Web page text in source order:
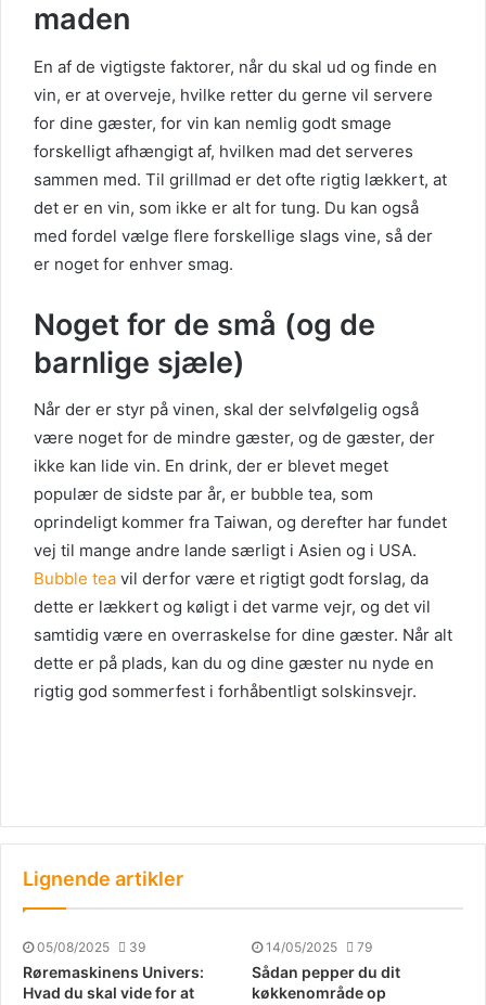
maden
En af de vigtigste faktorer, når du skal ud og finde en
vin, er at overveje, hvilke retter du gerne vil servere
for dine gæster, for vin kan nemlig godt smage
forskelligt afhængigt af, hvilken mad det serveres
sammen med. Til grillmad er det ofte rigtig lækkert, at
det er en vin, som ikke er alt for tung. Du kan også
med fordel vælge flere forskellige slags vine, så der
er noget for enhver smag.
Noget for de små (og de
barnlige sjæle)
Når der er styr på vinen, skal der selvfølgelig også
være noget for de mindre gæster, og de gæster, der
ikke kan lide vin. En drink, der er blevet meget
populær de sidste par år, er bubble tea, som
oprindeligt kommer fra Taiwan, og derefter har fundet
vej til mange andre lande særligt i Asien og i USA.
Bubble tea vil derfor være et rigtigt godt forslag, da
dette er lækkert og køligt i det varme vejr, og det vil
samtidig være en overraskelse for dine gæster. Når alt
dette er på plads, kan du og dine gæster nu nyde en
rigtig god sommerfest i forhåbentligt solskinsvejr.
Lignende artikler
05/08/2025 39
Røremaskinens Univers:
Hvad du skal vide for at
14/05/2025 79
Sådan pepper du dit
køkkenområde op